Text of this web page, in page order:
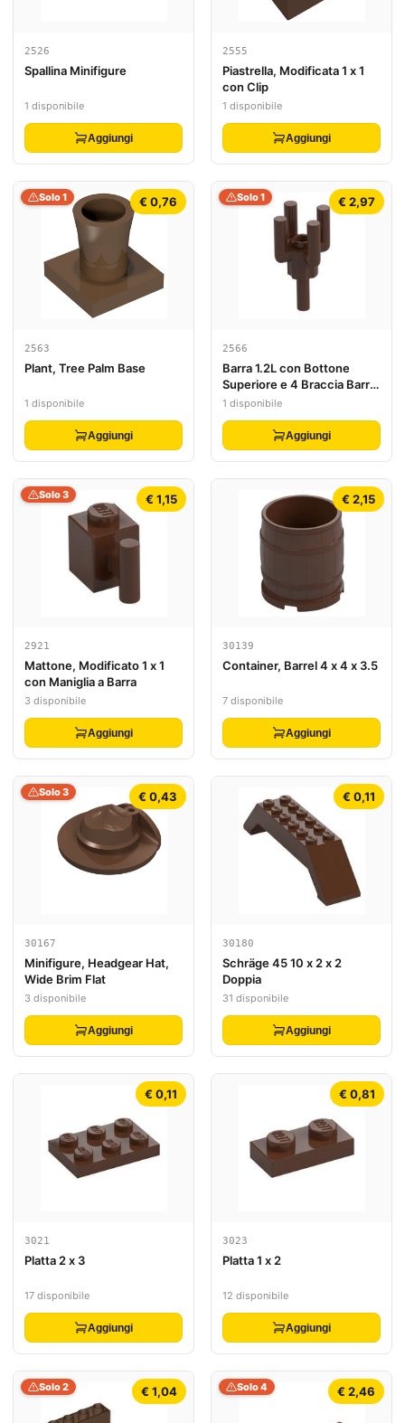
2526
Spallina Minifigure
1 disponibile
Aggiungi
2555
Piastrella, Modificata 1 x 1
con Clip
1 disponibile
Aggiungi
€ 0,76
Solo 1
2563
Plant, Tree Palm Base
1 disponibile
Aggiungi
€ 2,97
Solo 1
2566
Barra 1.2L con Bottone
Superiore e 4 Braccia Barra
Su (Cima Albero di Palma)
1 disponibile
Aggiungi
€ 1,15
Solo 3
2921
Mattone, Modificato 1 x 1
con Maniglia a Barra
3 disponibile
Aggiungi
€ 2,15
30139
Container, Barrel 4 x 4 x 3.5
7 disponibile
Aggiungi
€ 0,43
Solo 3
30167
Minifigure, Headgear Hat,
Wide Brim Flat
3 disponibile
Aggiungi
€ 0,11
30180
Schräge 45 10 x 2 x 2
Doppia
31 disponibile
Aggiungi
€ 0,11
3021
Platta 2 x 3
17 disponibile
Aggiungi
€ 0,81
3023
Platta 1 x 2
12 disponibile
Aggiungi
€ 1,04
Solo 2 € 2,46
Solo 4